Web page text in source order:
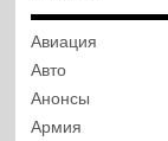
Авиация
Авто
Анонсы
Армия